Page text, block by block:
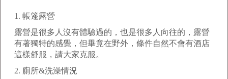
1. 帳篷露營
露營是很多人沒有體驗過的，也是很多人向往的，露營
有著獨特的感覺，但畢竟在野外，條件自然不會有酒店
這樣舒服，請大家克服。
2. 廁所&洗澡情況